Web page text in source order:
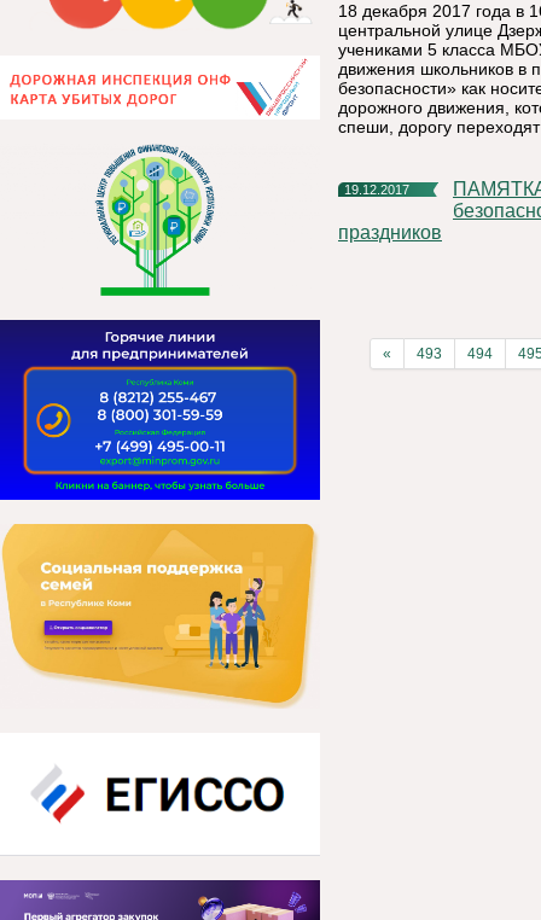
18 декабря 2017 года в
центральной улице
учениками 5 класса
движения школьников в
безопасности» как
дорожного движения,
спеши, дорогу
19.12.2017
ПАМЯТКА по соблюдению мер антитеррористической
праздников
« 493 494